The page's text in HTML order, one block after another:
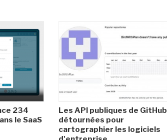
234
le SaaS
Les API publiques de GitHub
détournées pour
cartographier les logiciels